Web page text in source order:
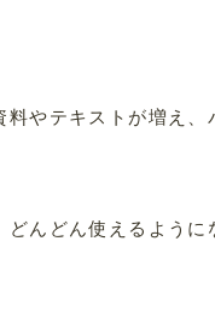
料やテキストが増え、
んどん使えるように